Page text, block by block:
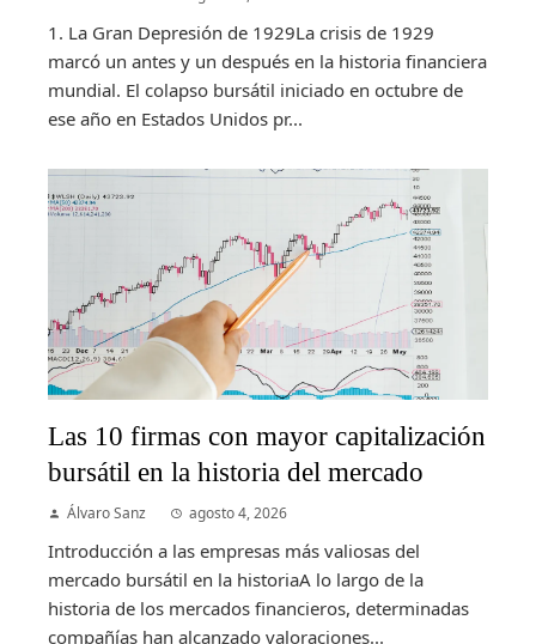
1. La Gran Depresión de 1929La crisis de 1929
marcó un antes y un después en la historia financiera
mundial. El colapso bursátil iniciado en octubre de
ese año en Estados Unidos pr...
Las 10 firmas con mayor capitalización
bursátil en la historia del mercado
Álvaro Sanz agosto 4, 2026
Introducción a las empresas más valiosas del
mercado bursátil en la historiaA lo largo de la
historia de los mercados financieros, determinadas
compañías han alcanzado valoraciones...